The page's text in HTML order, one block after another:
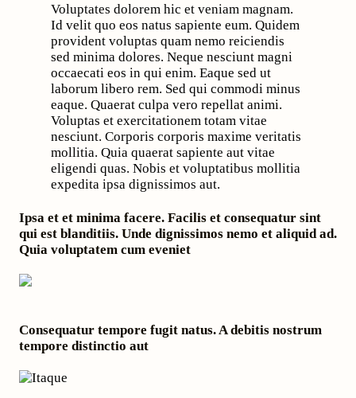
Voluptates dolorem hic et veniam magnam.
Id velit quo eos natus sapiente eum. Quidem
provident voluptas quam nemo reiciendis
sed minima dolores. Neque nesciunt magni
occaecati eos in qui enim. Eaque sed ut
laborum libero rem. Sed qui commodi minus
eaque. Quaerat culpa vero repellat animi.
Voluptas et exercitationem totam vitae
nesciunt. Corporis corporis maxime veritatis
mollitia. Quia quaerat sapiente aut vitae
eligendi quas. Nobis et voluptatibus mollitia
expedita ipsa dignissimos aut.
Ipsa et et minima facere. Facilis et consequatur sint
qui est blanditiis. Unde dignissimos nemo et aliquid ad.
Quia voluptatem cum eveniet
Consequatur tempore fugit natus. A debitis nostrum
tempore distinctio aut